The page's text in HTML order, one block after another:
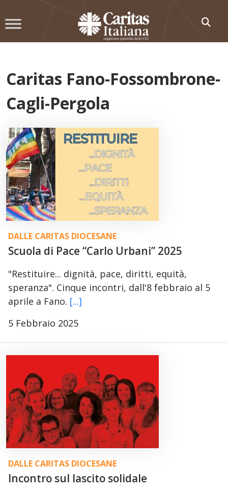
to
Caritas Fano-Fossombrone-
Cagli-Pergola
DALLE CARITAS DIOCESANE
Scuola di Pace “Carlo Urbani” 2025
"Restituire... dignità, pace, diritti, equità,
speranza". Cinque incontri, dall'8 febbraio al 5
aprile a Fano. [...]
5 Febbraio 2025
DALLE CARITAS DIOCESANE
Incontro sul lascito solidale